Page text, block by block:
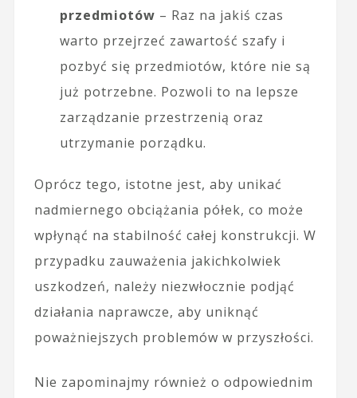
przedmiotów – Raz na jakiś czas
warto przejrzeć zawartość szafy i
pozbyć się przedmiotów, które nie są
już potrzebne. Pozwoli to na lepsze
zarządzanie przestrzenią oraz
utrzymanie porządku.
Oprócz tego, istotne jest, aby unikać
nadmiernego obciążania półek, co może
wpłynąć na stabilność całej konstrukcji. W
przypadku zauważenia jakichkolwiek
uszkodzeń, należy niezwłocznie podjąć
działania naprawcze, aby uniknąć
poważniejszych problemów w przyszłości.
Nie zapominajmy również o odpowiednim